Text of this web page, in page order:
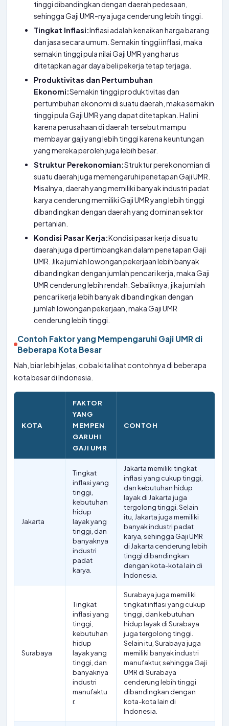
tinggi dibandingkan dengan daerah pedesaan,
sehingga Gaji UMR-nya juga cenderung lebih tinggi.
Tingkat Inflasi:Inflasi adalah kenaikan harga barang
dan jasa secara umum. Semakin tinggi inflasi, maka
semakin tinggi pula nilai Gaji UMR yang harus
ditetapkan agar daya beli pekerja tetap terjaga.
Produktivitas dan Pertumbuhan
Ekonomi:Semakin tinggi produktivitas dan
pertumbuhan ekonomi di suatu daerah, maka semakin
tinggi pula Gaji UMR yang dapat ditetapkan. Hal ini
karena perusahaan di daerah tersebut mampu
membayar gaji yang lebih tinggi karena keuntungan
yang mereka peroleh juga lebih besar.
Struktur Perekonomian:Struktur perekonomian di
suatu daerah juga memengaruhi penetapan Gaji UMR.
Misalnya, daerah yang memiliki banyak industri padat
karya cenderung memiliki Gaji UMR yang lebih tinggi
dibandingkan dengan daerah yang dominan sektor
pertanian.
Kondisi Pasar Kerja:Kondisi pasar kerja di suatu
daerah juga dipertimbangkan dalam penetapan Gaji
UMR. Jika jumlah lowongan pekerjaan lebih banyak
dibandingkan dengan jumlah pencari kerja, maka Gaji
UMR cenderung lebih rendah. Sebaliknya, jika jumlah
pencari kerja lebih banyak dibandingkan dengan
jumlah lowongan pekerjaan, maka Gaji UMR
cenderung lebih tinggi.
Contoh Faktor yang Mempengaruhi Gaji UMR di
Beberapa Kota Besar
Nah, biar lebih jelas, coba kita lihat contohnya di beberapa
kota besar di Indonesia.
KOTA
FAKTOR
YANG
MEMPEN
GARUHI
GAJI UMR
CONTOH
Jakarta
Tingkat
inflasi yang
tinggi,
kebutuhan
hidup
layak yang
tinggi, dan
banyaknya
industri
padat
karya.
Jakarta memiliki tingkat
inflasi yang cukup tinggi,
dan kebutuhan hidup
layak di Jakarta juga
tergolong tinggi. Selain
itu, Jakarta juga memiliki
banyak industri padat
karya, sehingga Gaji UMR
di Jakarta cenderung lebih
tinggi dibandingkan
dengan kota-kota lain di
Indonesia.
Surabaya
Tingkat
inflasi yang
tinggi,
kebutuhan
hidup
layak yang
tinggi, dan
banyaknya
industri
manufaktu
r.
Surabaya juga memiliki
tingkat inflasi yang cukup
tinggi, dan kebutuhan
hidup layak di Surabaya
juga tergolong tinggi.
Selain itu, Surabaya juga
memiliki banyak industri
manufaktur, sehingga Gaji
UMR di Surabaya
cenderung lebih tinggi
dibandingkan dengan
kota-kota lain di
Indonesia.